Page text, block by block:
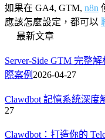
如果在 GA4, GTM, n8n
應該怎麼設定，都可以
最新文章
Server-Side GTM 完整
際案例 2026-04-27
Clawdbot 記憶系統深
27
Clawdbot：打造你的